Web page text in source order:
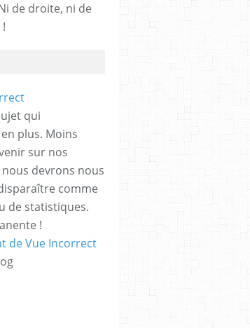
de droite, ni de
qui
plus. Moins
sur nos
devrons nous
comme
de statistiques.
!
de Vue Incorrect